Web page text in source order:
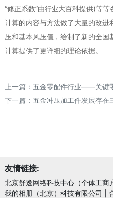
“修正系数”由行业大百科提供)等
计算的内容与方法做了大量的改进
压和基本风压值，绘制了新的全国
计算提供了更详细的理论依据。
上一篇： 五金零配件行业——关键
下一篇： 五金冲压加工件发展存在
友情链接:
北京舒逸网络科技中心（个体工商
我的相册（北京）科技有限公司